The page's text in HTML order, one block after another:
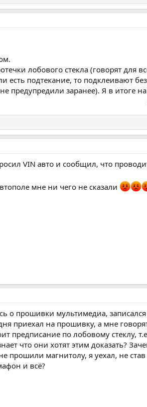
лобового стекла (говорят для
подтекание, то подклеивают
предупредили заранее). Я в итоге
VIN авто и сообщил, что
мне ни чего не сказали
прошивки мультимедиа, записался
приехал на прошивку, а мне
предписание по лобовому стеклу,
что они хотят этим доказать?
прошили магнитолу, я уехал, не
и всё?